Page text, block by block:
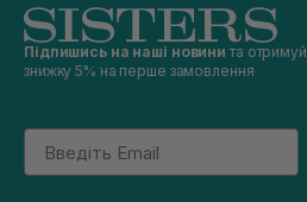
Підпишись на наші новини та отримуй
знижку 5% на перше замовлення
Email